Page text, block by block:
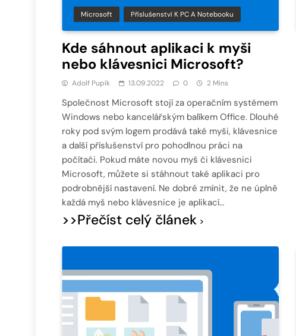
Microsoft Příslušenství K PC A Notebooku
Kde sáhnout aplikaci k myši
nebo klávesnici Microsoft?
Adolf Pupík 13.09.2022 0 2 Mins
Společnost Microsoft stojí za operačním systémem
Windows nebo kancelářským balíkem Office. Dlouhé
roky pod svým logem prodává také myši, klávesnice
a další příslušenství pro pohodlnou práci na
počítači. Pokud máte novou myš či klávesnici
Microsoft, můžete si stáhnout také aplikaci pro
podrobnější nastavení. Ne dobré zmínit, že ne úplně
každá myš nebo klávesnice je aplikací…
>>Přečíst celý článek